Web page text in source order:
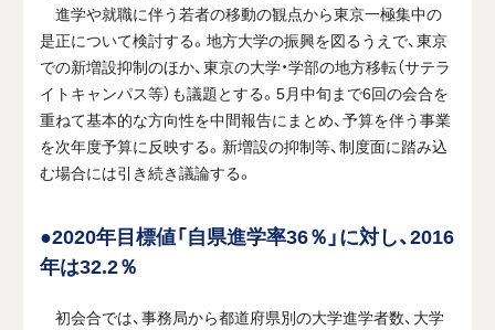
進学や就職に伴う若者の移動の観点から東京一極集中の
是正について検討する。地方大学の振興を図るうえで、東京
での新増設抑制のほか、東京の大学・学部の地方移転（サテラ
イトキャンパス等）も議題とする。5月中旬まで6回の会合を
重ねて基本的な方向性を中間報告にまとめ、予算を伴う事業
を次年度予算に反映する。新増設の抑制等、制度面に踏み込
む場合には引き続き議論する。
●2020年目標値「自県進学率36％」に対し、2016
年は32.2％
初会合では、事務局から都道府県別の大学進学者数、大学